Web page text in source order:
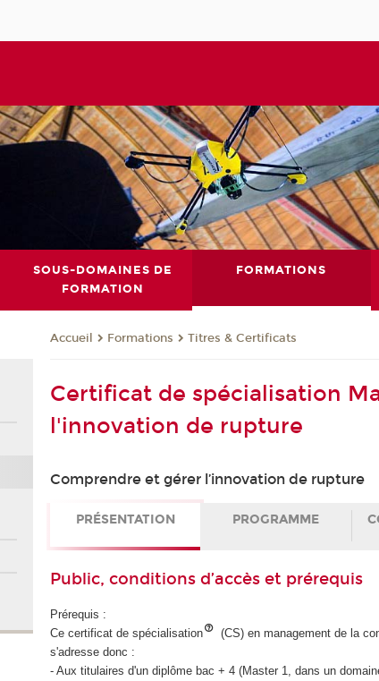
SOUS-DOMAINES DE
FORMATION
FORMATIONS
Accueil Formations Titres & Certificats
Certificat de spécialisation
l'innovation de rupture
Comprendre et gérer l’innovation de rupture
PRÉSENTATION PROGRAMME
Public, conditions d’accès et prérequis
Prérequis :
Ce certificat de spécialisation
(CS) en management de la
s'adresse donc :
- Aux titulaires d'un diplôme bac + 4 (Master 1, dans un